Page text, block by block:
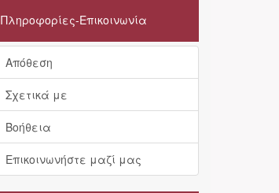
Πληροφορίες-Επικοινωνία
Απόθεση
Σχετικά με
Βοήθεια
Επικοινωνήστε μαζί μας